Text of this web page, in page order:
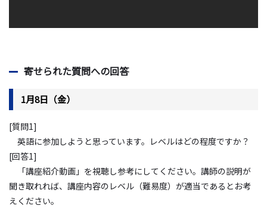
寄せられた質問への回答
1月8日（金）
[質問1]
英語に参加しようと思っています。レベルはどの程度ですか？
[回答1]
「講座紹介動画」を視聴し参考にしてください。講師の説明が
聞き取れれば、講座内容のレベル（難易度）が適当であるとお考
えください。